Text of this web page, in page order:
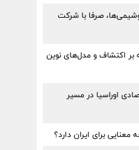
صرفا با شرکت
اکتشاف و مدل‌های نوین
اوراسیا در مسیر
برای ایران دارد؟